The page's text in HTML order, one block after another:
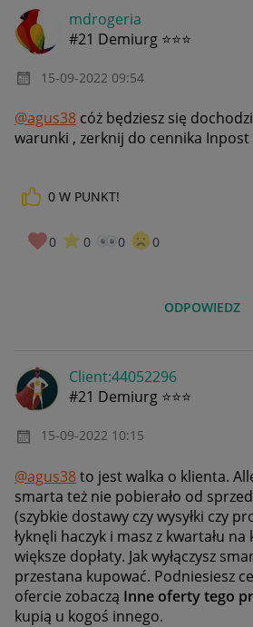
mdrogeria
#21 Demiurg ⭐⭐⭐
‎15-09-2022 09:54
@agus38 cóż będziesz się
warunki , zerknij do cennika Inpost
0 W PUNKT!
0 0 0 0
ODPOWIEDZ
Client:44052296
#21 Demiurg ⭐⭐⭐
‎15-09-2022 10:15
@agus38to jest walka o klienta.
smarta też nie pobierało od
(szybkie dostawy czy wysyłki czy
łyknęli haczyk i masz z kwartału
większe dopłaty. Jak wyłączysz
przestana kupować. Podniesiesz
ofercie zobaczą Inne oferty tego
kupią u kogoś innego.